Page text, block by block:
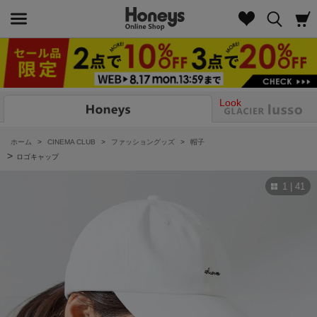
Look
ホーム > CINEMA CLUB > ファッショングッズ > 帽子
> ロゴキャップ
1 | 41